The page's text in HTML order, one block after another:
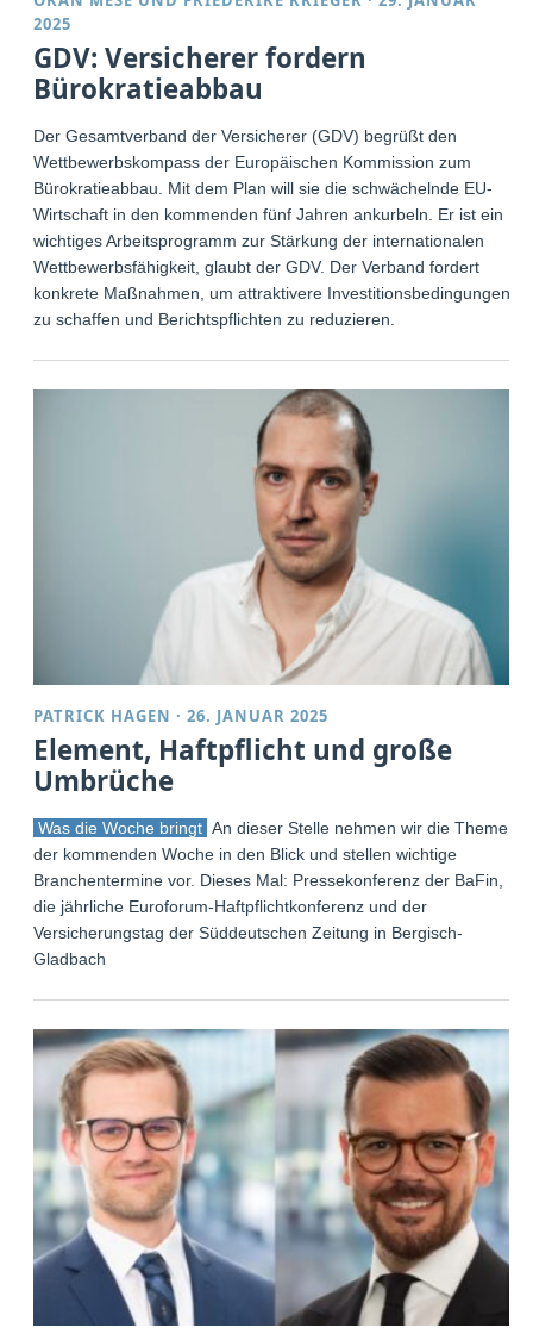
2025
GDV: Versicherer fordern
Bürokratieabbau
Der Gesamtverband der Versicherer (GDV) begrüßt den
Wettbewerbskompass der Europäischen Kommission zum
Bürokratieabbau. Mit dem Plan will sie die schwächelnde EU-
Wirtschaft in den kommenden fünf Jahren ankurbeln. Er ist ein
wichtiges Arbeitsprogramm zur Stärkung der internationalen
Wettbewerbsfähigkeit, glaubt der GDV. Der Verband fordert
konkrete Maßnahmen, um attraktivere Investitionsbedingungen
zu schaffen und Berichtspflichten zu reduzieren.
PATRICK HAGEN ·26. JANUAR 2025
Element, Haftpflicht und große
Umbrüche
Was die Woche bringt An dieser Stelle nehmen wir die Themen
der kommenden Woche in den Blick und stellen wichtige
Branchentermine vor. Dieses Mal: Pressekonferenz der BaFin,
die jährliche Euroforum-Haftpflichtkonferenz und der
Versicherungstag der Süddeutschen Zeitung in Bergisch-
Gladbach